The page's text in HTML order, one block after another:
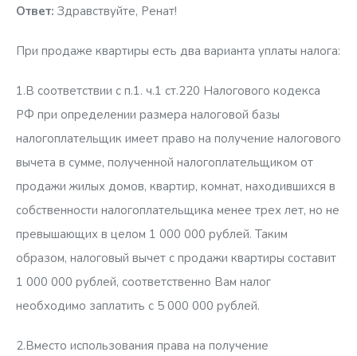
Ответ: Здравствуйте, Ренат!
При продаже квартиры есть два варианта уплаты налога:
1.В соответствии с п.1. ч.1 ст.220 Налогового кодекса
РФ при определении размера налоговой базы
налогоплательщик имеет право на получение налогового
вычета в сумме, полученной налогоплательщиком от
продажи жилых домов, квартир, комнат, находившихся в
собственности налогоплательщика менее трех лет, но не
превышающих в целом 1 000 000 рублей. Таким
образом, налоговый вычет с продажи квартиры составит
1 000 000 рублей, соответственно Вам налог
необходимо заплатить с 5 000 000 рублей.
2.Вместо использования права на получение